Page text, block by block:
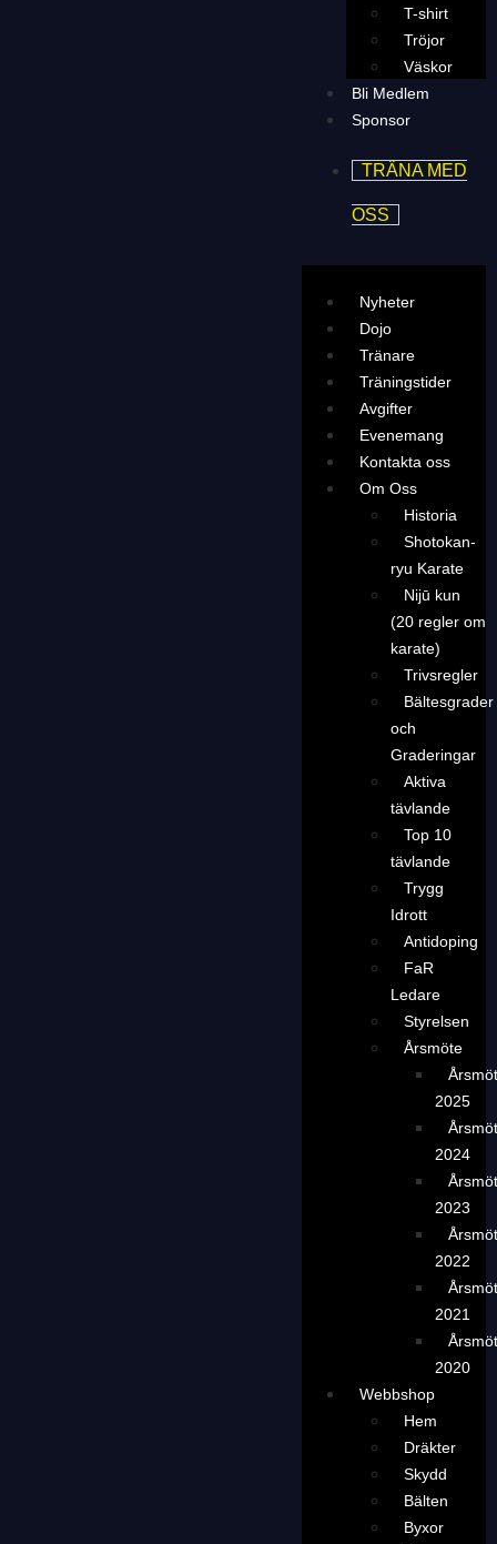
T-shirt
Tröjor
Väskor
Bli Medlem
Sponsor
TRÄNA MED
OSS
Nyheter
Dojo
Tränare
Träningstider
Avgifter
Evenemang
Kontakta oss
Om Oss
Historia
Shotokan-
ryu Karate
Nijū kun
(20 regler om
karate)
Trivsregler
Bältesgrader
och
Graderingar
Aktiva
tävlande
Top 10
tävlande
Trygg
Idrott
Antidoping
FaR
Ledare
Styrelsen
Årsmöte
2025
2024
2023
2022
2021
2020
Webbshop
Hem
Dräkter
Skydd
Bälten
Byxor